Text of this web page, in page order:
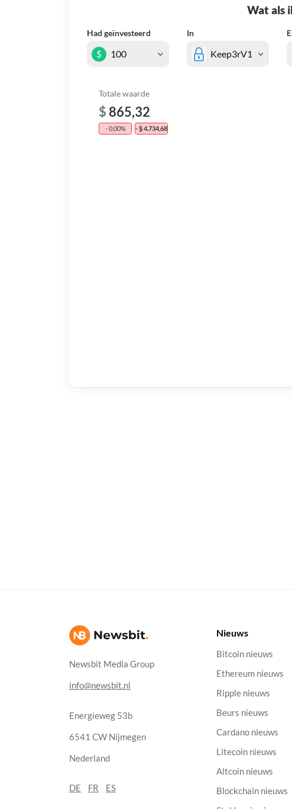
Wat als
Had geïnvesteerd In
$
Totale waarde
$ 865,32
- 0,00% - $ 4.734,68
Newsbit Media Group
info@newsbit.nl
Energieweg 53b
6541 CW Nijmegen
Nederland
DE FR ES
Nieuws
Bitcoin nieuws
Ethereum nieuws
Ripple nieuws
Beurs nieuws
Cardano nieuws
Litecoin nieuws
Altcoin nieuws
Blockchain nieuws